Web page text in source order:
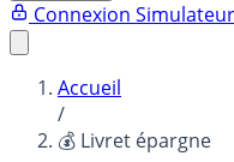
Connexion
Accueil
/
💰 Livret épargne